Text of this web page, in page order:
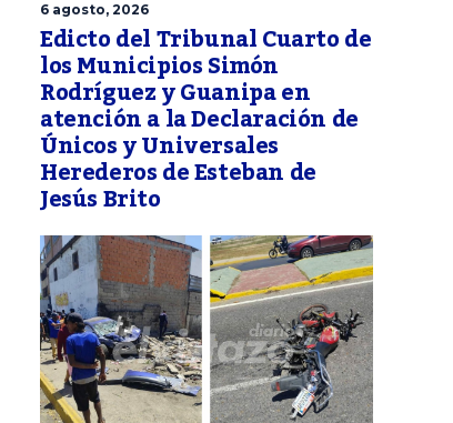
6 agosto, 2026
Edicto del Tribunal Cuarto de
los Municipios Simón
Rodríguez y Guanipa en
atención a la Declaración de
Únicos y Universales
Herederos de Esteban de
Jesús Brito